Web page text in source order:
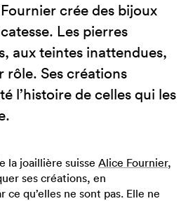
crée des bijoux
Les pierres
aux teintes inattendues,
Ses créations
l’histoire de celles qui les
la joaillière suisse Alice Fournier,
ses créations, en
ce qu’elles ne sont pas. Elle ne